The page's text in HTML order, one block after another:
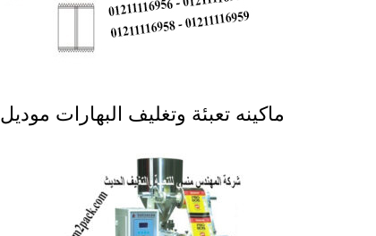
ماكينه تعبئة وتغليف البهارات موديل 902 ماركة المهندس منسى